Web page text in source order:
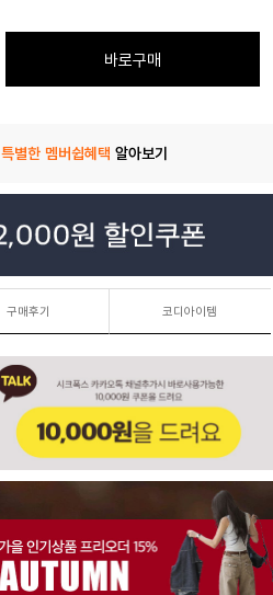
바로구매
특별한 멤버쉽혜택 알아보기
구매후기 코디아이템